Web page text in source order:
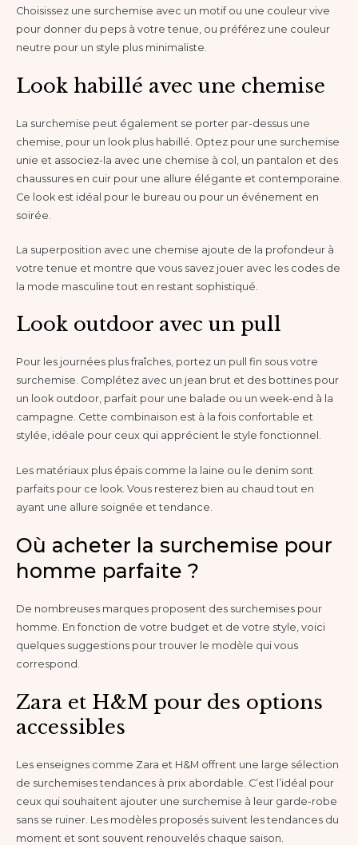
Choisissez une surchemise avec un motif ou une couleur vive
pour donner du peps à votre tenue, ou préférez une couleur
neutre pour un style plus minimaliste.
Look habillé avec une chemise
La surchemise peut également se porter par-dessus une
chemise, pour un look plus habillé. Optez pour une surchemise
unie et associez-la avec une chemise à col, un pantalon et des
chaussures en cuir pour une allure élégante et contemporaine.
Ce look est idéal pour le bureau ou pour un événement en
soirée.
La superposition avec une chemise ajoute de la profondeur à
votre tenue et montre que vous savez jouer avec les codes de
la mode masculine tout en restant sophistiqué.
Look outdoor avec un pull
Pour les journées plus fraîches, portez un pull fin sous votre
surchemise. Complétez avec un jean brut et des bottines pour
un look outdoor, parfait pour une balade ou un week-end à la
campagne. Cette combinaison est à la fois confortable et
stylée, idéale pour ceux qui apprécient le style fonctionnel.
Les matériaux plus épais comme la laine ou le denim sont
parfaits pour ce look. Vous resterez bien au chaud tout en
ayant une allure soignée et tendance.
Où acheter la surchemise pour
homme parfaite ?
De nombreuses marques proposent des surchemises pour
homme. En fonction de votre budget et de votre style, voici
quelques suggestions pour trouver le modèle qui vous
correspond.
Zara et H&M pour des options
accessibles
Les enseignes comme Zara et H&M offrent une large sélection
de surchemises tendances à prix abordable. C’est l’idéal pour
ceux qui souhaitent ajouter une surchemise à leur garde-robe
sans se ruiner. Les modèles proposés suivent les tendances du
moment et sont souvent renouvelés chaque saison.